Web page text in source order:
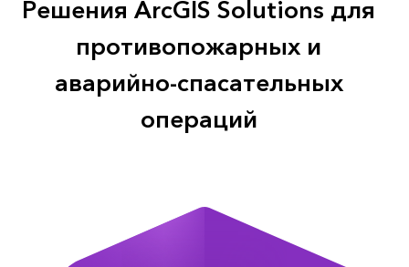
Решения ArcGIS Solutions для
противопожарных и
аварийно-спасательных
операций